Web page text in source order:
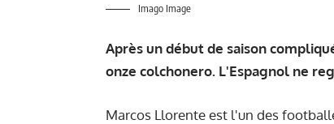
Imago Image
Après un début de saison
onze colchonero. L'Espagnol ne
Marcos Llorente est l'un des